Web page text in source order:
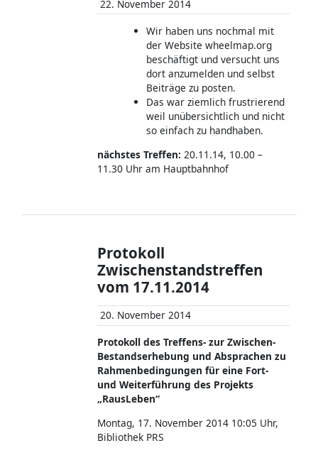
22. November 2014
Wir haben uns nochmal mit
der Website wheelmap.org
beschäftigt und versucht uns
dort anzumelden und selbst
Beiträge zu posten.
Das war ziemlich frustrierend
weil unübersichtlich und nicht
so einfach zu handhaben.
nächstes Treffen: 20.11.14, 10.00 –
11.30 Uhr am Hauptbahnhof
Protokoll
Zwischenstandstreffen
vom 17.11.2014
20. November 2014
Protokoll des Treffens- zur Zwischen-
Bestandserhebung und Absprachen zu
Rahmenbedingungen für eine Fort-
und Weiterführung des Projekts
„RausLeben“
Montag, 17. November 2014 10:05 Uhr,
Bibliothek PRS